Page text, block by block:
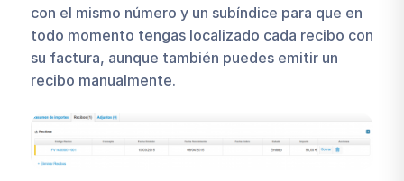
con el mismo número y un subíndice para que en
todo momento tengas localizado cada recibo con
su factura, aunque también puedes emitir un
recibo manualmente.